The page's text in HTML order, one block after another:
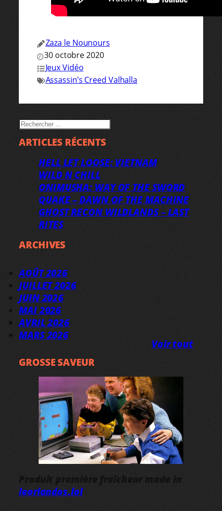
Zaza le Nounours
30 octobre 2020
Jeux Vidéo
Assassin’s Creed Valhalla
RECHERCHER
ARTICLES RÉCENTS
HELL LET LOOSE: VIETNAM
WILD N CHILL
ONIMUSHA: WAY OF THE SWORD
QUAKE – DAWN OF THE MACHINE
GHOST RECON WILDLANDS – LAST
RITES
ARCHIVES
AOÛT 2026
JUILLET 2026
JUIN 2026
MAI 2026
AVRIL 2026
MARS 2026
Voir tout
GROSSE SAVEUR
Produit première fraîcheur made in
leorlandos.lol